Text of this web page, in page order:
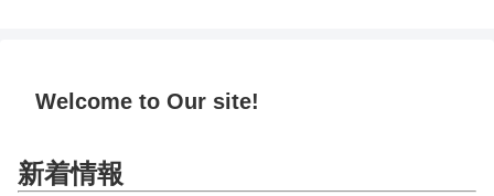
Welcome to Our site!
新着情報